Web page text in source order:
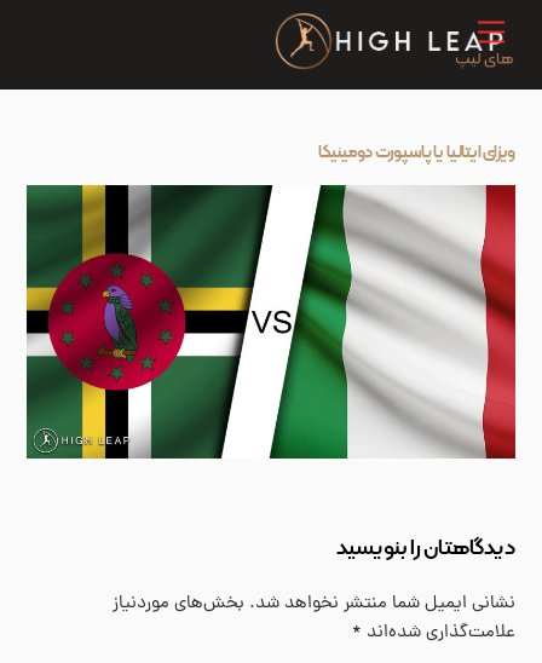
content
Menu
ویزای ایتالیا یا پاسپورت دومینیکا
دیدگاهتان را بنویسید
نشانی ایمیل شما منتشر نخواهد شد. بخش‌های موردنیاز
علامت‌گذاری شده‌اند *